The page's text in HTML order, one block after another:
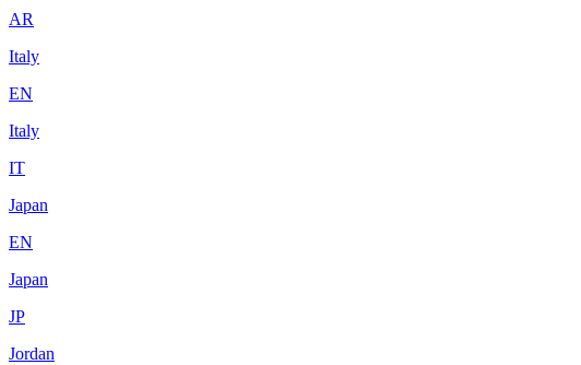
AR
Italy
EN
Italy
IT
Japan
EN
Japan
JP
Jordan